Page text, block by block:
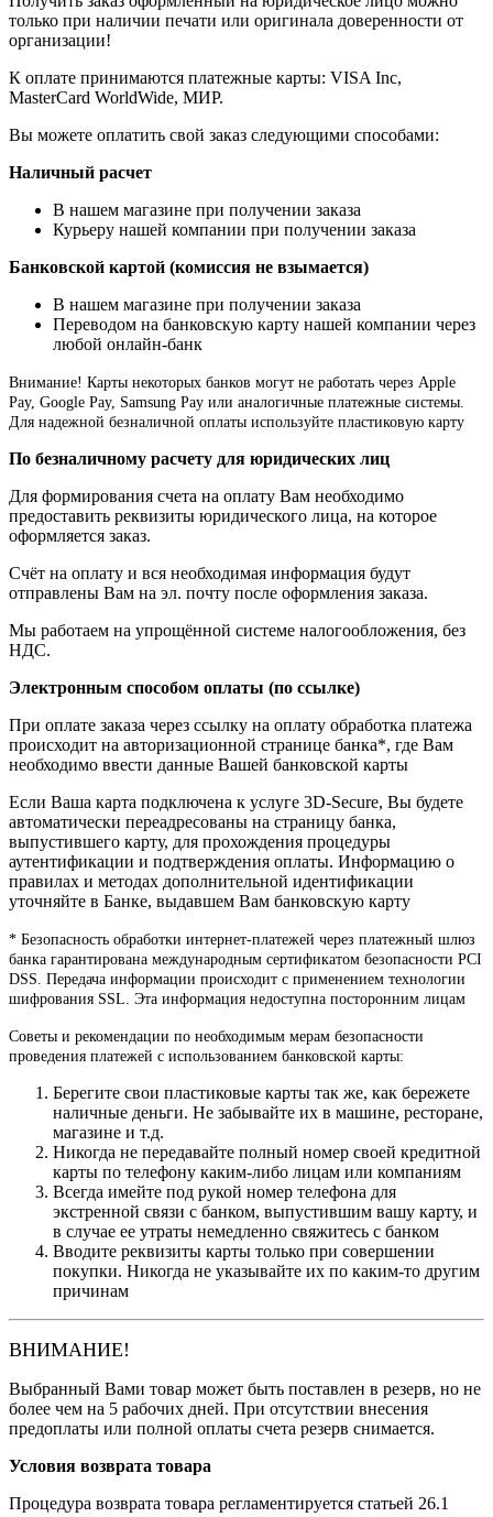
только при наличии печати или оригинала доверенности от
организации!
К оплате принимаются платежные карты: VISA Inc,
MasterCard WorldWide, МИР.
Вы можете оплатить свой заказ следующими способами:
Наличный расчет
В нашем магазине при получении заказа
Курьеру нашей компании при получении заказа
Банковской картой (комиссия не взымается)
В нашем магазине при получении заказа
Переводом на банковскую карту нашей компании через
любой онлайн-банк
Внимание! Карты некоторых банков могут не работать через Apple
Pay, Google Pay, Samsung Pay или аналогичные платежные системы.
Для надежной безналичной оплаты используйте пластиковую карту
По безналичному расчету для юридических лиц
Для формирования счета на оплату Вам необходимо
предоставить реквизиты юридического лица, на которое
оформляется заказ.
Счёт на оплату и вся необходимая информация будут
отправлены Вам на эл. почту после оформления заказа.
Мы работаем на упрощённой системе налогообложения, без
НДС.
Электронным способом оплаты (по ссылке)
При оплате заказа через ссылку на оплату обработка платежа
происходит на авторизационной странице банка*, где Вам
необходимо ввести данные Вашей банковской карты
Если Ваша карта подключена к услуге 3D-Secure, Вы будете
автоматически переадресованы на страницу банка,
выпустившего карту, для прохождения процедуры
аутентификации и подтверждения оплаты. Информацию о
правилах и методах дополнительной идентификации
уточняйте в Банке, выдавшем Вам банковскую карту
* Безопасность обработки интернет-платежей через платежный шлюз
банка гарантирована международным сертификатом безопасности PCI
DSS. Передача информации происходит с применением технологии
шифрования SSL. Эта информация недоступна посторонним лицам
Советы и рекомендации по необходимым мерам безопасности
проведения платежей с использованием банковской карты:
Берегите свои пластиковые карты так же, как бережете
наличные деньги. Не забывайте их в машине, ресторане,
магазине и т.д.
Никогда не передавайте полный номер своей кредитной
карты по телефону каким-либо лицам или компаниям
Всегда имейте под рукой номер телефона для
экстренной связи с банком, выпустившим вашу карту, и
в случае ее утраты немедленно свяжитесь с банком
Вводите реквизиты карты только при совершении
покупки. Никогда не указывайте их по каким-то другим
причинам
ВНИМАНИЕ!
Выбранный Вами товар может быть поставлен в резерв, но не
более чем на 5 рабочих дней. При отсутствии внесения
предоплаты или полной оплаты счета резерв снимается.
Условия возврата товара
Процедура возврата товара регламентируется статьей 26.1